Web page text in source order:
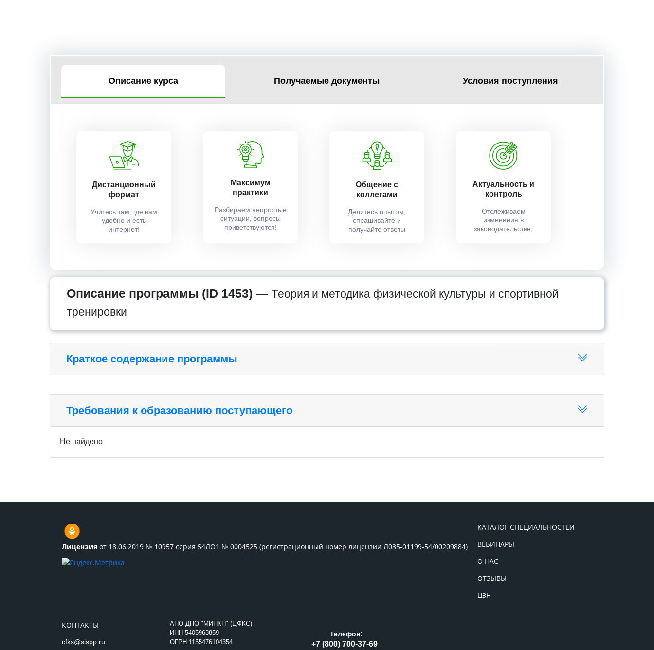
Описание курса Получаемые документы Условия поступления
Дистанционный
формат
Учитесь там, где вам
удобно и есть
интернет!
Максимум
практики
Разбираем непростые
ситуации, вопросы
приветствуются!
Общение с
коллегами
Делитесь опытом,
спрашивайте и
получайте ответы
Актуальность и
контроль
Отслеживаем
изменения в
законодательстве.
Описание программы (ID 1453) — Теория и методика физической культуры и спортивной
тренировки
Краткое содержание программы
Требования к образованию поступающего
Не найдено
Лицензия от 18.06.2019 № 10957 серия 54ЛО1 № 0004525 (регистрационный номер лицензии Л035-01199-54/00209884)
КАТАЛОГ СПЕЦИАЛЬНОСТЕЙ
ВЕБИНАРЫ
О НАС
ОТЗЫВЫ
ЦЗН
КОНТАКТЫ
cfks@sispp.ru
АНО ДПО "МИПКП" (ЦФКС)
ИНН 5405963859
ОГРН 1155476104354
Телефон:
+7 (800) 700-37-69